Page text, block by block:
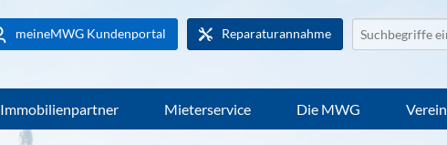
meineMWG Kundenportal Reparaturannahme
durchsuchen
Immobilienpartner Mieterservice Die MWG Verein